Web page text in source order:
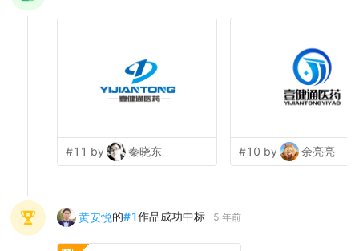
#11 by 秦晓东 #10 by 余亮亮
黄安悦的#1作品成功中标 5 年前